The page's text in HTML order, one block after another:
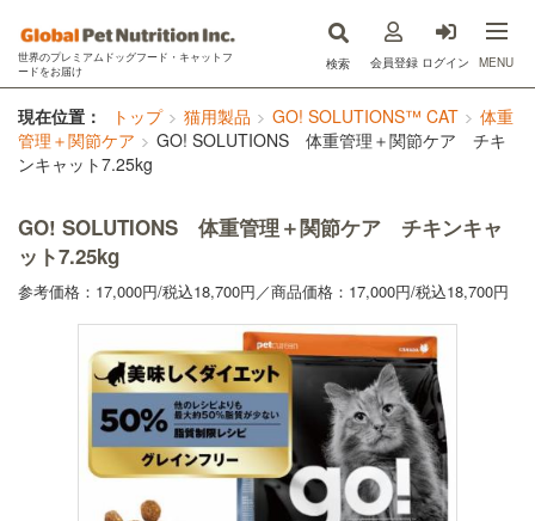
世界のプレミアムドッグフード・キャットフ
ードをお届け
検索 会員登録 ログイン
now fresh(ナウフレッシュ)
GO!SOLUTIONS(ゴー)
キットキャット
フードを探す
オンライン購入
コラム
原材料ハンドブック
Instagram
MENU
現在位置： トップ 猫用製品 GO! SOLUTIONS™ CAT
体重
管理＋関節ケア
GO! SOLUTIONS 体重管理＋関節ケア チキ
ンキャット7.25kg
GO! SOLUTIONS 体重管理＋関節ケア チキンキャ
ット7.25kg
参考価格：17,000円/税込18,700円／商品価格：17,000円/税込18,700円